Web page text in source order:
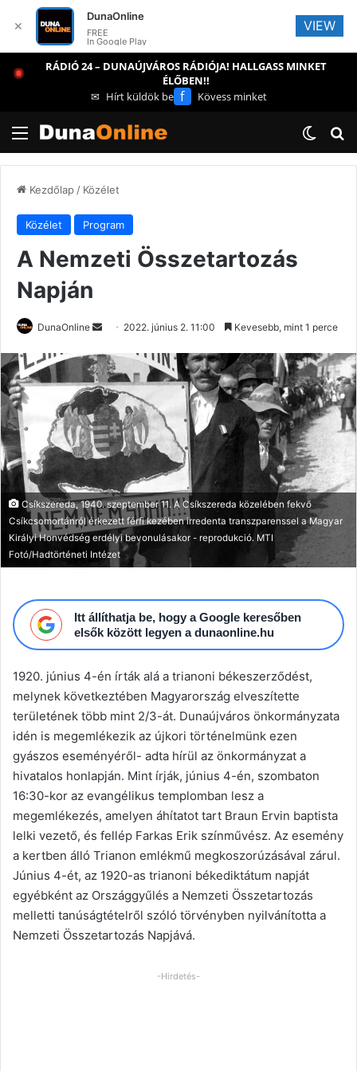
RÁDIÓ 24 – DUNAÚJVÁROS RÁDIÓJA! HALLGASS MINKET
ÉLŐBEN!!
✉ Hírt küldök be f Kövess minket
Menü
Kezdőlap/ Közélet
Közélet Program
A Nemzeti Összetartozás
Napján
DunaOnline
Send
email
2022. június 2. 11:00 Kevesebb, mint 1 perce
Csíkszereda, 1940. szeptember 11. A Csíkszereda közelében fekvő
Csíkcsomortánról érkezett férfi kezében irredenta transzparenssel a Magyar
Királyi Honvédség erdélyi bevonulásakor - reprodukció. MTI
Fotó/Hadtörténeti Intézet
Itt állíthatja be, hogy a Google keresőben
elsők között legyen a dunaonline.hu
1920. június 4-én írták alá a trianoni békeszerződést,
melynek következtében Magyarország elveszítette
területének több mint 2/3-át. Dunaújváros önkormányzata
idén is megemlékezik az újkori történelmünk ezen
gyászos eseményéről- adta hírül az önkormányzat a
hivatalos honlapján. Mint írják, június 4-én, szombaton
16:30-kor az evangélikus templomban lesz a
megemlékezés, amelyen áhítatot tart Braun Ervin baptista
lelki vezető, és fellép Farkas Erik színművész. Az esemény
a kertben álló Trianon emlékmű megkoszorúzásával zárul.
Június 4-ét, az 1920-as trianoni békediktátum napját
egyébként az Országgyűlés a Nemzeti Összetartozás
melletti tanúságtételről szóló törvényben nyilvánította a
Nemzeti Összetartozás Napjává.
-Hirdetés-
✕
DunaOnline
FREE
In Google Play
VIEW